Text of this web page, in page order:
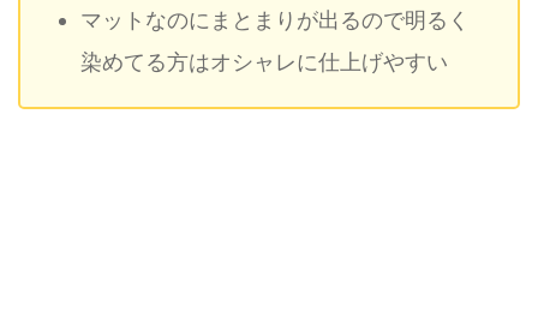
マットなのにまとまりが出るので明るく
染めてる方はオシャレに仕上げやすい